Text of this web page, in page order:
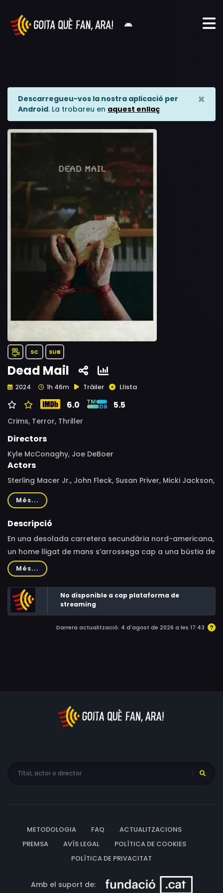
Descarregueu-vos la nostra aplicació per
Android. La trobareu en aquest enllaç
×
SC SUB
Dead Mail
2024 1h 46m Tràiler Llista
6.0 5.5
Crims, Terror, Thriller
Directors
Kyle McConaghy, Joe DeBoer
Actors
Sterling Macer Jr., John Fleck, Susan Priver, Micki Jackson,
Tomas Boykin, Nick Heyman, Sean Heyman, Aaron Phifer,
Michael Cambridge, Micah Fitzgerald, Sharieff Walters,
David Willis, Joseph Lopez, Josh Harp, Shelby Sulak,
Més...
Descripció
En una desolada carretera secundària nord-americana,
un home lligat de mans s’arrossega cap a una bústia de
correus i aconsegueix esmunyir un missatge de socors
tacat de sang abans de ser apercebut per una figura
misteriosa.
Més...
No disponible a cap plataforma de
streaming
Darrera actualització: 4 d'agost de 2026 a les 17:43
METODOLOGIA FAQ
ACTUALITZACIONS
PREMSA
AVÍS LEGAL
POLÍTICA DE COOKIES
POLÍTICA DE PRIVACITAT
Amb el suport de: